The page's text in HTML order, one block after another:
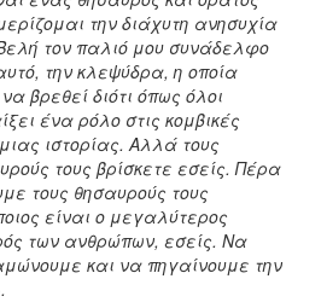
την διάχυτη ανησυχία
τον παλιό μου συνάδελφο
την κλεψύδρα, η οποία
βρεθεί διότι όπως όλοι
ένα ρόλο στις κομβικές
ιστορίας. Αλλά τους
τους βρίσκετε εσείς. Πέρα
τους θησαυρούς τους
είναι ο μεγαλύτερος
των ανθρώπων, εσείς. Να
και να πηγαίνουμε την